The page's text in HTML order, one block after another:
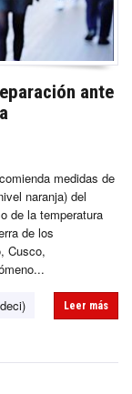
ante
medidas de
naranja) del
de la temperatura
de los
Cusco,
Leer más